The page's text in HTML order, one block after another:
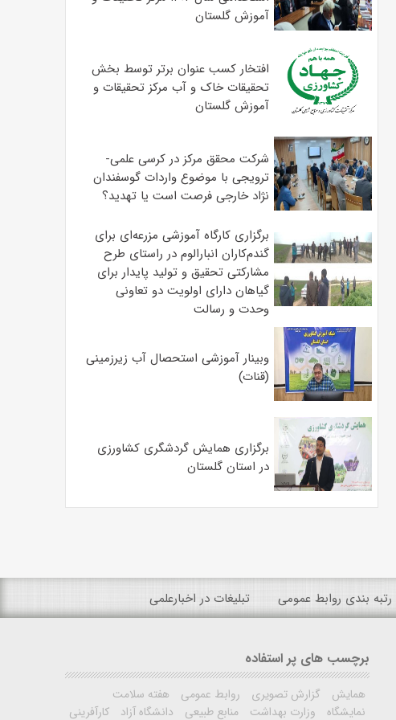
آموزش گلستان
افتخار کسب عنوان برتر توسط بخش
تحقیقات خاک و آب مرکز تحقیقات و
آموزش گلستان
شرکت محقق مرکز در کرسی علمی-
ترویجی با موضوع واردات گوسفندان
نژاد خارجی فرصت است یا تهدید؟
برگزاری کارگاه آموزشی مزرعه‌ای برای
گندم‌کاران انبارالوم در راستای طرح
مشارکتی تحقیق و تولید پایدار برای
گیاهان دارای اولویت دو تعاونی
وحدت و رسالت
وبینار آموزشی استحصال آب زیرزمینی
(قنات)
برگزاری همایش گردشگری کشاورزی
در استان گلستان
رتبه بندی روابط عمومی تبلیغات در اخبارعلمی
برچسب های پر استفاده
همایش گزارش تصویری روابط عمومی
هفته سلامت
نمایشگاه
وزارت بهداشت منابع طبیعی دانشگاه آزاد کارآفرینی